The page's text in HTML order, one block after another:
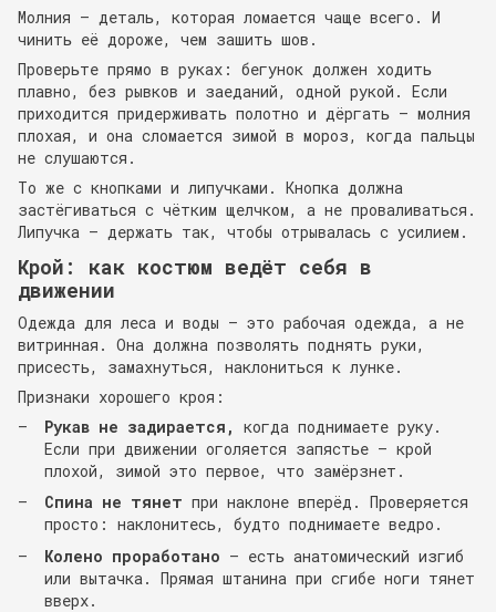
Молния — деталь, которая ломается чаще всего. И
чинить её дороже, чем зашить шов.
Проверьте прямо в руках: бегунок должен ходить
плавно, без рывков и заеданий, одной рукой. Если
приходится придерживать полотно и дёргать — молния
плохая, и она сломается зимой в мороз, когда пальцы
не слушаются.
То же с кнопками и липучками. Кнопка должна
застёгиваться с чётким щелчком, а не проваливаться.
Липучка — держать так, чтобы отрывалась с усилием.
Крой: как костюм ведёт себя в
движении
Одежда для леса и воды — это рабочая одежда, а не
витринная. Она должна позволять поднять руки,
присесть, замахнуться, наклониться к лунке.
Признаки хорошего кроя:
Рукав не задирается, когда поднимаете руку.
Если при движении оголяется запястье — крой
плохой, зимой это первое, что замёрзнет.
Спина не тянет при наклоне вперёд. Проверяется
просто: наклонитесь, будто поднимаете ведро.
Колено проработано — есть анатомический изгиб
или вытачка. Прямая штанина при сгибе ноги тянет
вверх.